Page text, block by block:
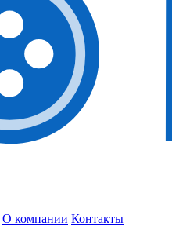
О компании Контакты